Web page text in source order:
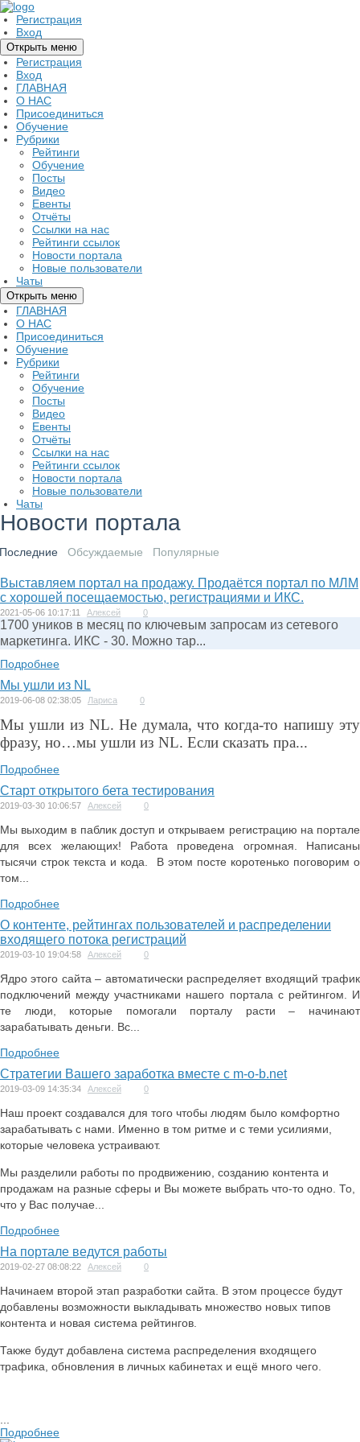
Регистрация
Вход
Открыть меню
Регистрация
Вход
ГЛАВНАЯ
О НАС
Присоединиться
Обучение
Рубрики
Рейтинги
Обучение
Посты
Видео
Евенты
Отчёты
Ссылки на нас
Рейтинги ссылок
Новости портала
Новые пользователи
Чаты
Открыть меню
ГЛАВНАЯ
О НАС
Присоединиться
Обучение
Рубрики
Рейтинги
Обучение
Посты
Видео
Евенты
Отчёты
Ссылки на нас
Рейтинги ссылок
Новости портала
Новые пользователи
Чаты
Новости портала
Последние Обсуждаемые Популярные
Выставляем портал на продажу. Продаётся портал по МЛМ
с хорошей посещаемостью, регистрациями и ИКС.
2021-05-06 10:17:11 Алексей 0
1700 уников в месяц по ключевым запросам из сетевого
маркетинга. ИКС - 30. Можно тар...
Подробнее
Мы ушли из NL
2019-06-08 02:38:05 Лариса 0
Мы ушли из NL. Не думала, что когда-то напишу эту
фразу, но…мы ушли из NL. Если сказать пра...
Подробнее
Старт открытого бета тестирования
2019-03-30 10:06:57 Алексей 0
Мы выходим в паблик доступ и открываем регистрацию на портале
для всех желающих! Работа проведена огромная. Написаны
тысячи строк текста и кода. В этом посте коротенько поговорим о
том...
Подробнее
О контенте, рейтингах пользователей и распределении
входящего потока регистраций
2019-03-10 19:04:58 Алексей 0
Ядро этого сайта – автоматически распределяет входящий трафик
подключений между участниками нашего портала с рейтингом. И
те люди, которые помогали порталу расти – начинают
зарабатывать деньги. Вс...
Подробнее
Стратегии Вашего заработка вместе с m-o-b.net
2019-03-09 14:35:34 Алексей 0
Наш проект создавался для того чтобы людям было комфортно
зарабатывать с нами. Именно в том ритме и с теми усилиями,
которые человека устраивают.
Мы разделили работы по продвижению, созданию контента и
продажам на разные сферы и Вы можете выбрать что-то одно. То,
что у Вас получае...
Подробнее
На портале ведутся работы
2019-02-27 08:08:22 Алексей 0
Начинаем второй этап разработки сайта. В этом процессе будут
добавлены возможности выкладывать множество новых типов
контента и новая система рейтингов.
Также будут добавлена система распределения входящего
трафика, обновления в личных кабинетах и ещё много чего.
Подробнее